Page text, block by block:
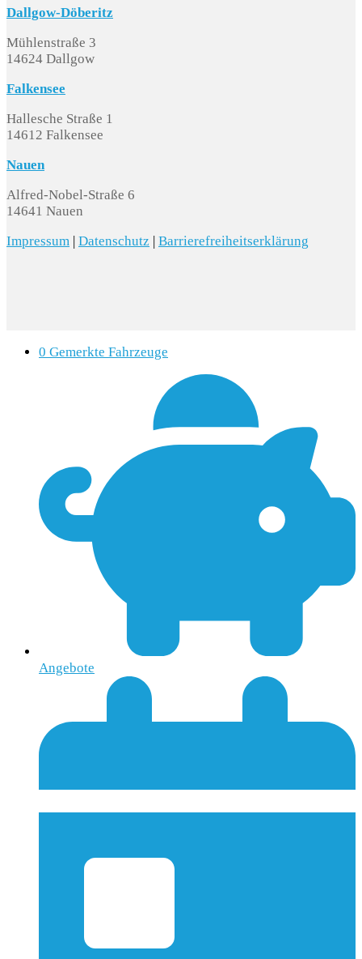
Dallgow-Döberitz
Mühlenstraße 3
14624 Dallgow
Falkensee
Hallesche Straße 1
14612 Falkensee
Nauen
Alfred-Nobel-Straße 6
14641 Nauen
Impressum | Datenschutz | Barrierefreiheitserklärung
0 Gemerkte Fahrzeuge
Angebote